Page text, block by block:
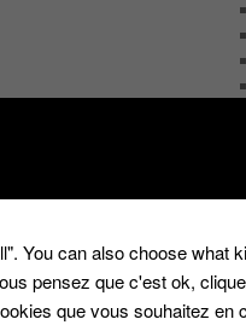
You can also choose what
pensez que c'est ok,
que vous souhaitez en